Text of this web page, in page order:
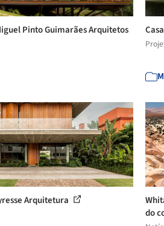
Pinto Guimarães Arquitetos
Arquitetura
do